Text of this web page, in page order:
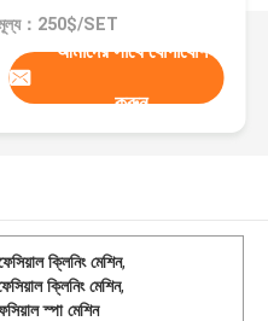
：250$/SET
আমাদের সাথে যোগাযোগ
করুন
ক্লিনিং মেশিন,
ক্লিনিং মেশিন,
স্পা মেশিন